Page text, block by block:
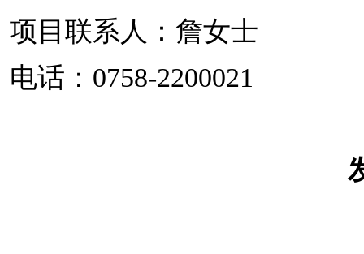
项目联系人：詹女士
电话：0758-2200021